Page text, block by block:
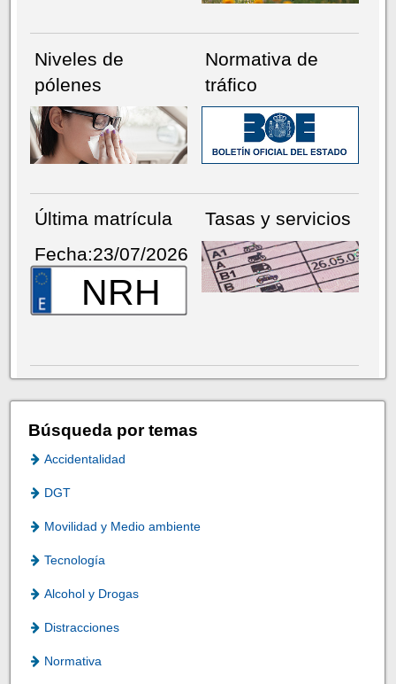
Niveles de
pólenes
Normativa de
tráfico
Última matrícula
Fecha:23/07/2026
NRH
Tasas y servicios
Búsqueda por temas
Accidentalidad
DGT
Movilidad y Medio ambiente
Tecnología
Alcohol y Drogas
Distracciones
Normativa